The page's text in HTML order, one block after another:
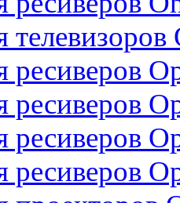
телевизоров
ресиверов
ресиверов
ресиверов
ресиверов